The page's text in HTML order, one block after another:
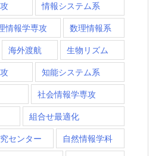
情報システム系
情報学専攻 数理情報系
海外渡航 生物リズム
知能システム系
社会情報学専攻
組合せ最適化
センター 自然情報学科